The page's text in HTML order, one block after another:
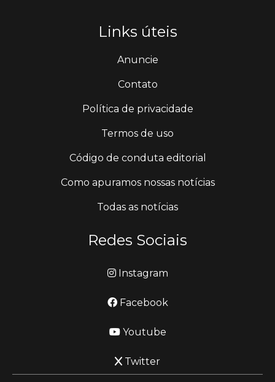
Links úteis
Anuncie
Contato
Política de privacidade
Termos de uso
Código de conduta editorial
Como apuramos nossas notícias
Todas as notícias
Redes Sociais
Instagram
Facebook
Youtube
Twitter